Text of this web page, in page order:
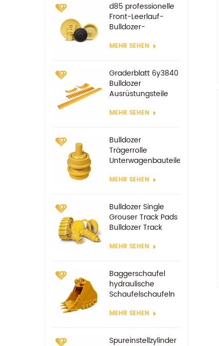
d85 professionelle
Front-Leerlauf-
Bulldozer-
MEHR SEHEN
Graderblatt 6y3840
Bulldozer
Ausrüstungsteile
MEHR SEHEN
Bulldozer
Trägerrolle
Unterwagenbauteile
MEHR SEHEN
Bulldozer Single
Grouser Track Pads
Bulldozer Track
MEHR SEHEN
Baggerschaufel
hydraulische
Schaufelschaufeln
MEHR SEHEN
Spureinstellzylinder